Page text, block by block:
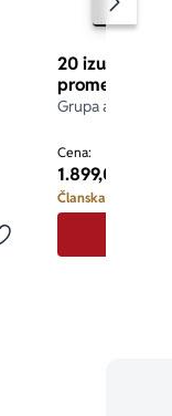
u omiljene
20 izuzetnih
promenile
Grupa autora
Cena:
1.899,00
Članska cena i do: